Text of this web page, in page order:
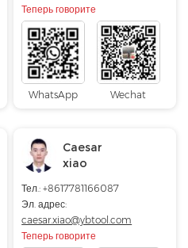
Теперь говорите
WhatsApp Wechat
Caesar
xiao
Тел.: +8617781166087
Эл. адрес:
caesar.xiao@ybtool.com
Теперь говорите